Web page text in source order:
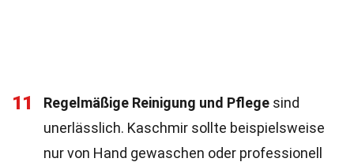
11 Regelmäßige Reinigung und Pflege sind
unerlässlich. Kaschmir sollte beispielsweise
nur von Hand gewaschen oder professionell